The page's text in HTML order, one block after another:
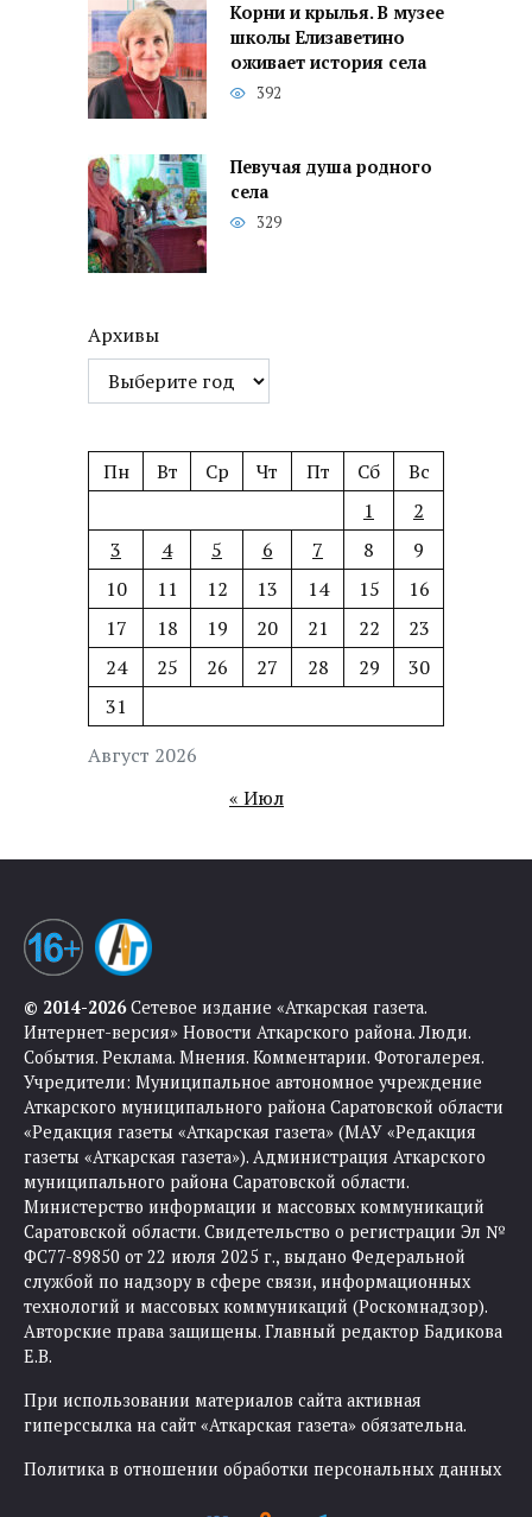
Корни и крылья. В музее
школы Елизаветино
оживает история села
392
Певучая душа родного
села
329
Архивы
Август 2026
Пн Вт Ср Чт Пт Сб
Вс
1
2
3
4 5 6 7 8
9
10
11 12 13 14 15
16
17
18 19 20 21 22
23
24
25 26 27 28 29
30
31
« Июл
© 2014-2026Сетевое издание «Аткарская газета.
Интернет-версия» Новости Аткарского района. Люди.
События. Реклама. Мнения. Комментарии. Фотогалерея.
Учредители: Муниципальное автономное учреждение
Аткарского муниципального района Саратовской области
«Редакция газеты «Аткарская газета» (МАУ «Редакция
газеты «Аткарская газета»). Администрация Аткарского
муниципального района Саратовской области.
Министерство информации и массовых коммуникаций
Саратовской области. Свидетельство о регистрации Эл №
ФС77-89850 от 22 июля 2025 г., выдано Федеральной
службой по надзору в сфере связи, информационных
технологий и массовых коммуникаций (Роскомнадзор).
Авторские права защищены. Главный редактор Бадикова
Е.В.
При использовании материалов сайта активная
гиперссылка на сайт «Аткарская газета» обязательна.
Политика в отношении обработки персональных данных